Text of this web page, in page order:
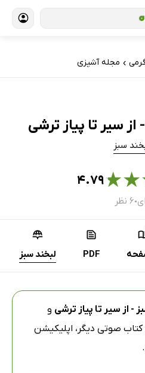
› مجله آشپزی
سیر تا پیاز ترشی
سبز
★
★۴.۷۹
● ۶ نظر
PDF لبخند سبز
- از سیر تا پیاز ترشی و
صوتی دیگر، اپلیکیشن